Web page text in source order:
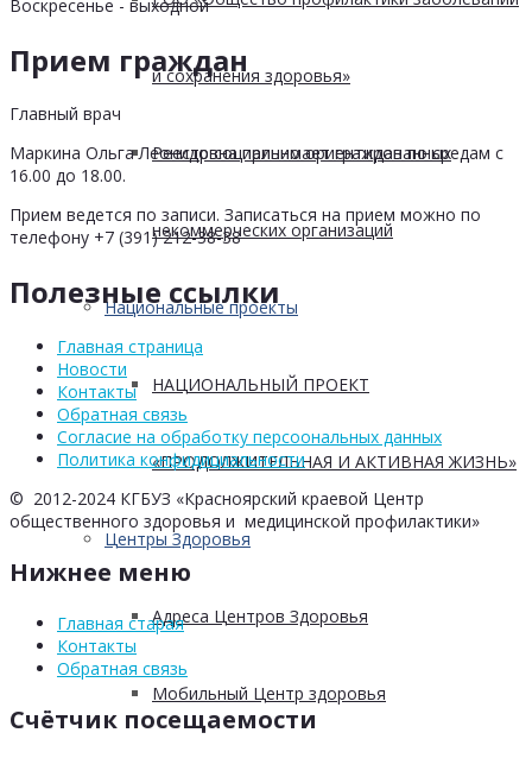
и сохранения здоровья»
Реестр социально ориентированных
некоммерческих организаций
Национальные проекты
НАЦИОНАЛЬНЫЙ ПРОЕКТ
«ПРОДОЛЖИТЕЛЬНАЯ И АКТИВНАЯ ЖИЗНЬ»
Центры Здоровья
Адреса Центров Здоровья
Мобильный Центр здоровья
Воскресенье - выходной
Прием граждан
Главный врач
Маркина Ольга Леонидовна принимает граждан по средам с
16.00 до 18.00.
Прием ведется по записи. Записаться на прием можно по
телефону +7 (391) 212-38-38
Полезные ссылки
Главная страница
Новости
Контакты
Обратная связь
Согласие на обработку персоональных данных
Политика конфидициальности
© 2012-2024 КГБУЗ «Красноярский краевой Центр
общественного здоровья и медицинской профилактики»
Нижнее меню
Главная старая
Контакты
Обратная связь
Счётчик посещаемости